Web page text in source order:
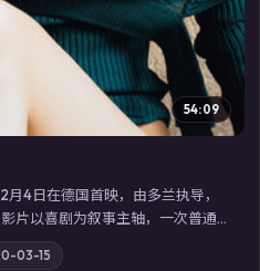
54:09
4日在德国首映，由多兰执导，
片以喜剧为叙事主轴，一次普通
；摄影与配乐强化地域气质；站
电视剧在线看」延展检索同类型
03-15